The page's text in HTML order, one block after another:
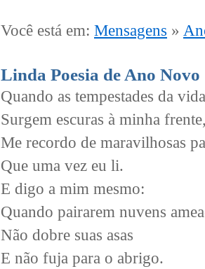
Você está em: Mensagens »
Linda Poesia de Ano Novo
Quando as tempestades da vida
Surgem escuras à minha
Me recordo de maravilhosas
Que uma vez eu li.
E digo a mim mesmo:
Quando pairarem nuvens
Não dobre suas asas
E não fuja para o abrigo.